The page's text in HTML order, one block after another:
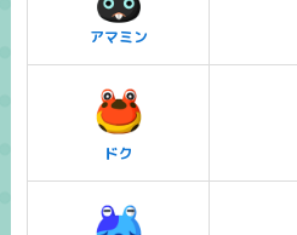
アマミン
ドク